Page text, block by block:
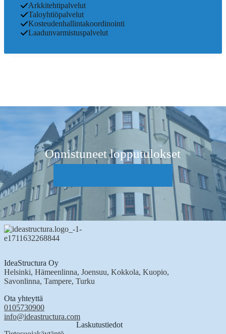
Arkkitehtipalvelut
Taloyhtiöpalvelut
Kosteudenhallintakoordinointi
Laadunvarmistuspalvelut
Onnistuneet lopputulokset
IdeaStructura Oy
Helsinki, Hämeenlinna, Joensuu, Kokkola, Kuopio,
Savonlinna, Tampere, Turku
Ota yhteyttä
0105730900
info@ideastructura.com
Laskutustiedot